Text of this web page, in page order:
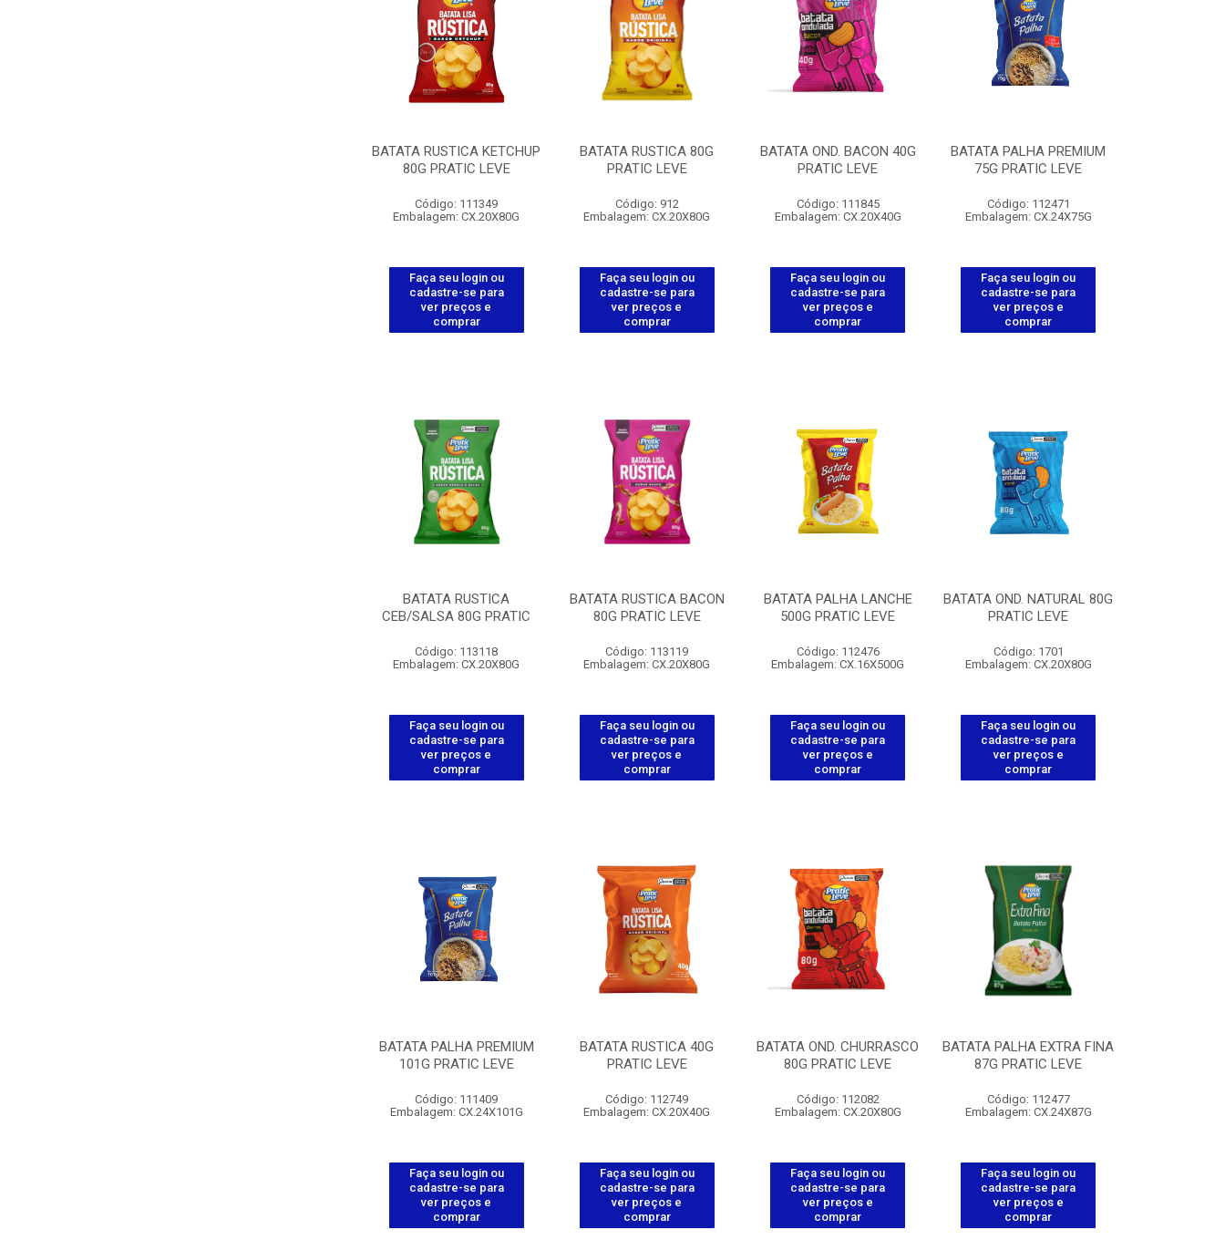
BATATA RUSTICA KETCHUP
80G PRATIC LEVE
Código: 111349
Embalagem: CX.20X80G
Faça seu login ou
cadastre-se para
ver preços e
comprar
BATATA RUSTICA 80G
PRATIC LEVE
Código: 912
Embalagem: CX.20X80G
Faça seu login ou
cadastre-se para
ver preços e
comprar
BATATA OND. BACON 40G
PRATIC LEVE
Código: 111845
Embalagem: CX.20X40G
Faça seu login ou
cadastre-se para
ver preços e
comprar
BATATA PALHA PREMIUM
75G PRATIC LEVE
Código: 112471
Embalagem: CX.24X75G
Faça seu login ou
cadastre-se para
ver preços e
comprar
BATATA RUSTICA
CEB/SALSA 80G PRATIC
Código: 113118
Embalagem: CX.20X80G
Faça seu login ou
cadastre-se para
ver preços e
comprar
BATATA RUSTICA BACON
80G PRATIC LEVE
Código: 113119
Embalagem: CX.20X80G
Faça seu login ou
cadastre-se para
ver preços e
comprar
BATATA PALHA LANCHE
500G PRATIC LEVE
Código: 112476
Embalagem: CX.16X500G
Faça seu login ou
cadastre-se para
ver preços e
comprar
BATATA OND. NATURAL 80G
PRATIC LEVE
Código: 1701
Embalagem: CX.20X80G
Faça seu login ou
cadastre-se para
ver preços e
comprar
BATATA PALHA PREMIUM
101G PRATIC LEVE
Código: 111409
Embalagem: CX.24X101G
Faça seu login ou
cadastre-se para
ver preços e
comprar
BATATA RUSTICA 40G
PRATIC LEVE
Código: 112749
Embalagem: CX.20X40G
Faça seu login ou
cadastre-se para
ver preços e
comprar
BATATA OND. CHURRASCO
80G PRATIC LEVE
Código: 112082
Embalagem: CX.20X80G
Faça seu login ou
cadastre-se para
ver preços e
comprar
BATATA PALHA EXTRA FINA
87G PRATIC LEVE
Código: 112477
Embalagem: CX.24X87G
Faça seu login ou
cadastre-se para
ver preços e
comprar